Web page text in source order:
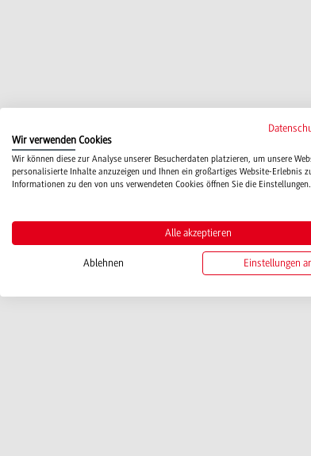
Wir verwenden Cookies
Wir können diese zur Analyse unserer Besucherdaten platzieren, um unsere
personalisierte Inhalte anzuzeigen und Ihnen ein großartiges Website-Erlebnis
Informationen zu den von uns verwendeten Cookies öffnen Sie die Einstellungen.
Alle akzeptieren
Ablehnen Einstellungen